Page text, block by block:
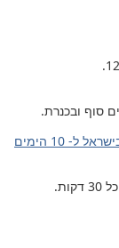
סוף ובכנרת.
מזג האוויר ב- 203 ערים ויישובים בישראל ל- 10 הימים